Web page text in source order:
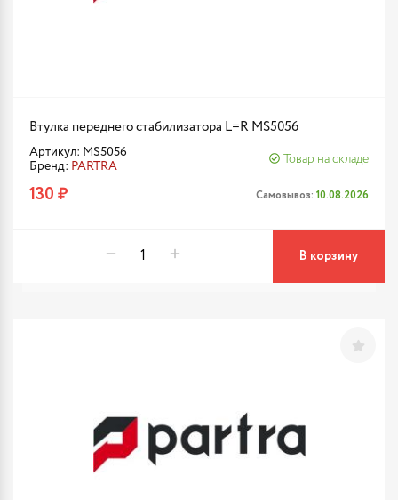
Втулка переднего стабилизатора L=R MS5056
Артикул: MS5056
Бренд: PARTRA
Товар на складе
130 ₽ Самовывоз: 10.08.2026
В корзину